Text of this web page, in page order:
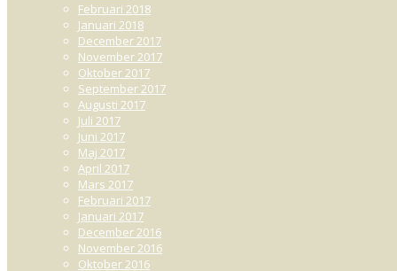
Februari 2018
Januari 2018
December 2017
November 2017
Oktober 2017
September 2017
Augusti 2017
Juli 2017
Juni 2017
Maj 2017
April 2017
Mars 2017
Februari 2017
Januari 2017
December 2016
November 2016
Oktober 2016